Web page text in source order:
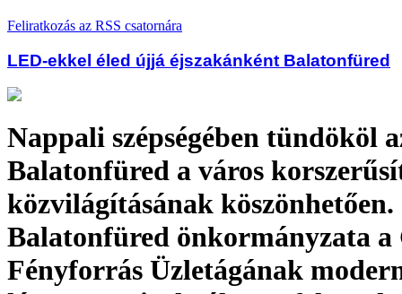
Feliratkozás az RSS csatornára
LED-ekkel éled újjá éjszakánként Balatonfüred
Nappali szépségében tündököl
Balatonfüred a város
közvilágításának köszönhetően.
Balatonfüred önkormányzata a
Fényforrás Üzletágának